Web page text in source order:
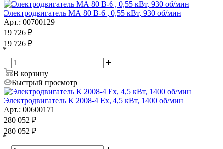
Электродвигатель МА 80 B-6 , 0,55 кВт, 930 об/мин
Арт.: 00700129
19 726 ₽
19 726 ₽
*
В корзину
Быстрый просмотр
Электродвигатель К 2008-4 Ex, 4,5 кВт, 1400 об/мин
Арт.: 00600171
280 052 ₽
280 052 ₽
*